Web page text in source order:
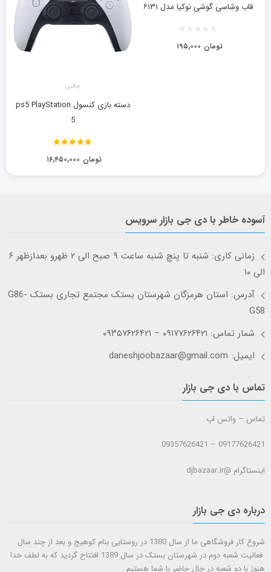
قاب وشاسی گوشی نوکیا مدل ۶۱۳۱
۱۹۵,۰۰۰ تومان
جانبی
دسته بازی کنسول ps5 PlayStation
5
5
۱۶,۴۵۰,۰۰۰ تومان
آسوده خاطر با دی جی بازار سرویس
زمانی کاری: شنبه تا پنچ شنبه ساعت ۹ صبح الی ۲ ظهرو بعدازظهر ۶
الی ۱۰
آدرس: استان هرمزگان شهرستان بستک مجتمع تجاری بستک G86-
G58
شمار تماس: ۰۹۱۷۷۶۲۶۴۲۱ – ۰۹۳۵۷۶۲۶۴۲۱
ایمیل: daneshjoobazaar@gmail.com
تماس با دی جی بازار
تماس – واتس اپ
09177626421 – 09357626421
اینستاگرام @djbazaar.ir
درباره دی جی بازار
شروع کار فروشگاهی ما از سال 1380 در روستایی بنام کوهیج و بعد از چند سال
فعالیت شعبه دوم در شهرستان بستک در سال 1389 افتتاح گردید که به لطف خدا
هنوز با دو شعبه در حال حاضر با شما هستيم .